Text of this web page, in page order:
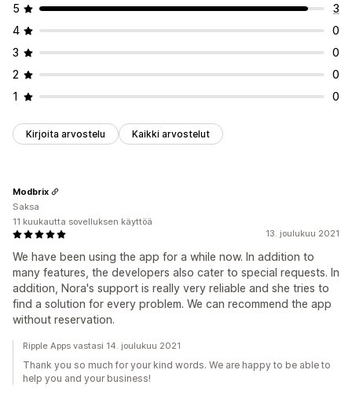
5
3
4
0
3
0
2
0
1
0
Kirjoita arvostelu Kaikki arvostelut
13. joulukuu 2021
We have been using the app for a while now. In addition to
many features, the developers also cater to special requests. In
addition, Nora's support is really very reliable and she tries to
find a solution for every problem. We can recommend the app
without reservation.
Modbrix
Saksa
11 kuukautta sovelluksen käyttöä
Ripple Apps vastasi 14. joulukuu 2021
Thank you so much for your kind words. We are happy to be able to
help you and your business!